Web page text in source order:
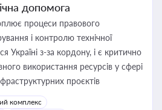
допомога
процеси правового
і контролю технічної
Україні з-за кордону, і є критично
використання ресурсів у сфері
проєктів
комплекс